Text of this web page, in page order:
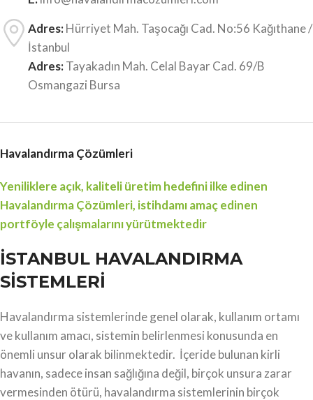
Adres:Hürriyet Mah. Taşocağı Cad. No:56 Kağıthane /
İstanbul
Adres:Tayakadın Mah. Celal Bayar Cad. 69/B
Osmangazi Bursa
Havalandırma Çözümleri
Yeniliklere açık, kaliteli üretim hedefini ilke edinen
Havalandırma Çözümleri, istihdamı amaç edinen
portföyle çalışmalarını yürütmektedir
İSTANBUL HAVALANDIRMA
SİSTEMLERİ
Havalandırma sistemlerinde genel olarak, kullanım ortamı
ve kullanım amacı, sistemin belirlenmesi konusunda en
önemli unsur olarak bilinmektedir. İçeride bulunan kirli
havanın, sadece insan sağlığına değil, birçok unsura zarar
vermesinden ötürü, havalandırma sistemlerinin birçok